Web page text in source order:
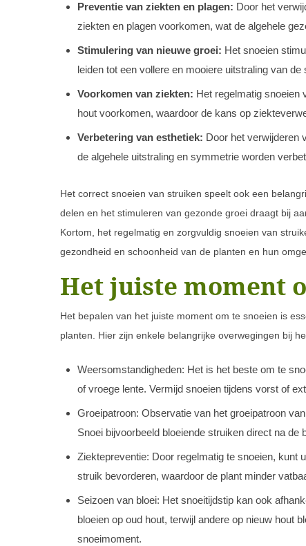
Preventie van ziekten en plagen: Door het
ziekten en plagen voorkomen, wat de algehele
Stimulering van nieuwe groei: Het snoeien
leiden tot een vollere en mooiere uitstraling van de
Voorkomen van ziekten: Het regelmatig snoeien
hout voorkomen, waardoor de kans op
Verbetering van esthetiek: Door het verwijderen
de algehele uitstraling en symmetrie worden
Het correct snoeien van struiken speelt ook een
delen en het stimuleren van gezonde groei draagt bij
Kortom, het regelmatig en zorgvuldig snoeien van
gezondheid en schoonheid van de planten en hun
Het juiste moment
Het bepalen van het juiste moment om te snoeien is
planten. Hier zijn enkele belangrijke overwegingen bij
Weersomstandigheden: Het is het beste om te
of vroege lente. Vermijd snoeien tijdens vorst of
Groeipatroon: Observatie van het groeipatroon
Snoei bijvoorbeeld bloeiende struiken direct na de
Ziektepreventie: Door regelmatig te snoeien, kunt
struik bevorderen, waardoor de plant minder
Seizoen van bloei: Het snoeitijdstip kan ook
bloeien op oud hout, terwijl andere op nieuw hout
snoeimoment.